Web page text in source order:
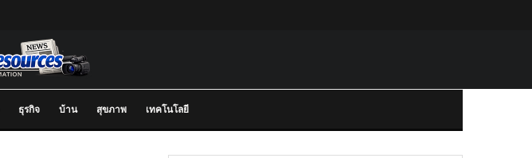
ธุรกิจ บ้าน สุขภาพ เทคโนโลยี